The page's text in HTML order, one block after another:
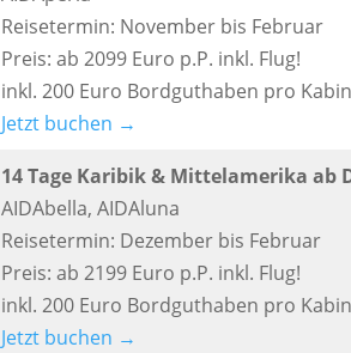
Reisetermin: November bis Februar
Preis: ab 2099 Euro p.P. inkl. Flug!
inkl. 200 Euro Bordguthaben pro
Jetzt buchen →
14 Tage Karibik & Mittelamerika ab
AIDAbella, AIDAluna
Reisetermin: Dezember bis Februar
Preis: ab 2199 Euro p.P. inkl. Flug!
inkl. 200 Euro Bordguthaben pro
Jetzt buchen →